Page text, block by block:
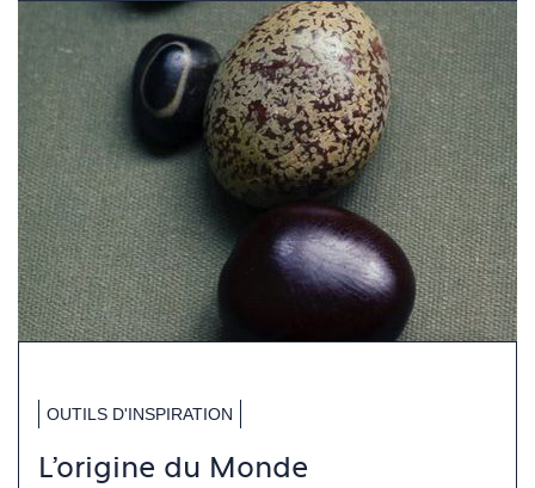
OUTILS D'INSPIRATION
L'origine du Monde